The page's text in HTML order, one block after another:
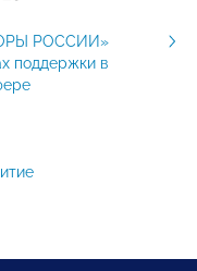
РОССИИ»
поддержки в